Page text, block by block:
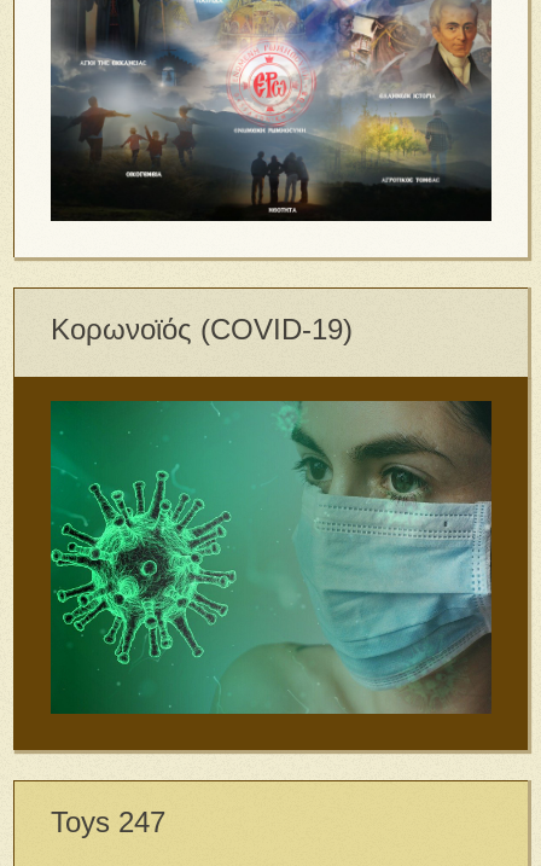
Κορωνοϊός (COVID-19)
Toys 247